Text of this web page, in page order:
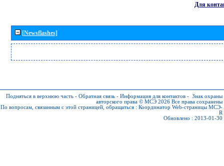
Для
[Newsflashes]
Подняться в верхнюю часть - Обратная связь - Информация для контактов - Знак охраны
авторского права © МСЭ 2026 Все права сохранены
По вопросам, связанным с этой страницей, обращаться : Координатор Web-страницы МСЭ-
R
Обновлено : 2013-01-30